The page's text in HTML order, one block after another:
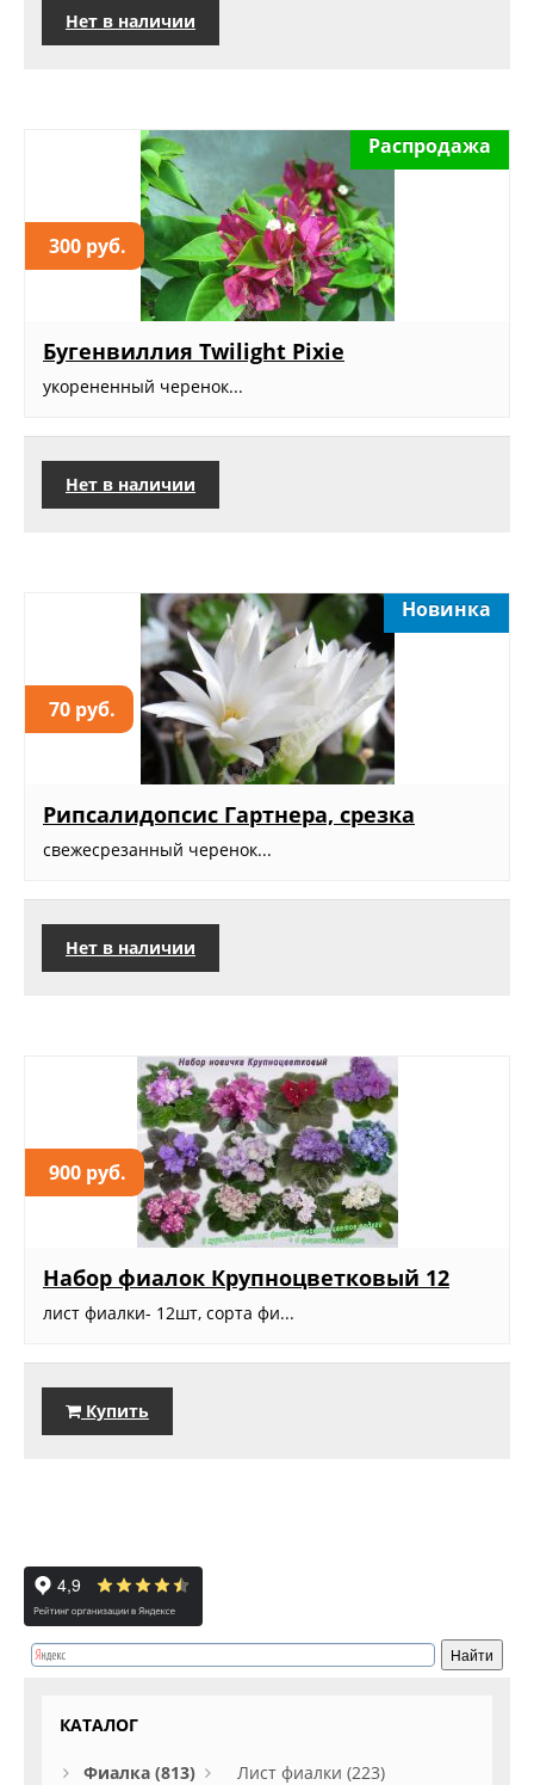
Нет в наличии
300 руб.
Распродажа
Бугенвиллия Twilight Pixie
укорененный черенок...
Нет в наличии
70 руб.
Новинка
Рипсалидопсис Гартнера, срезка
свежесрезанный черенок...
Нет в наличии
900 руб.
Набор фиалок Крупноцветковый 12
лист фиалки- 12шт, сорта фи...
Купить
КАТАЛОГ
Фиалка (813)
Лист фиалки (223)